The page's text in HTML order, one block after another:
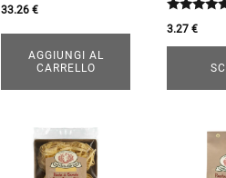
33.26€
AGGIUNGI AL
CARRELLO
Valutato
5.00
su 5
3.27 €
scelte
nella
Questo
prodotto
Questo
prodotto